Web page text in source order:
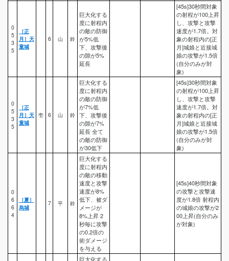
0
5
3
5
［正
月］天
童城
6 山 鈴
巨大化する
度に射程内
の敵の防御
が5%低
下、攻撃後
の隙が5%
延長
[45s]30秒間対象
の射程が100上昇
し、攻撃と攻撃
速度が1.7倍。対
象の射程内の[正
月]城娘と近接城
娘の攻撃が1.5倍
(自分のみが対
象)
0
5
3
5
［正
月］天
童城
壱 6 山 鈴
巨大化する
度に射程内
の敵の防御
が7%低
下、攻撃後
の隙が7%
延長 全て
の敵の防御
が30低下
[45s]30秒間対象
の射程が100上昇
し、攻撃と攻撃
速度が1.7倍。対
象の射程内の[正
月]城娘と近接城
娘の攻撃が1.5倍
(自分のみが対
象)
0
6
6
4
［夏］
烏城
7 平 鈴
巨大化する
度に射程内
の敵の移動
速度と攻撃
速度が8%
低下、被ダ
メージが
8%上昇 2
秒毎に攻撃
の0.2倍の
術ダメージ
を与える
[45s]40秒間対象
の攻撃と攻撃速
度が1.8倍 射程内
の城娘の攻撃が2
00上昇(自分のみ
が対象)
巨大化する